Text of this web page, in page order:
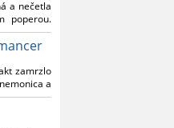
a
škodí
buřt) , ale
Držím
a nečetla
poperou.
zamrzlo
a
a co
let (od
do